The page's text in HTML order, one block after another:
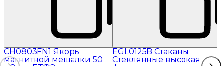
CH0803FN1 Якорь
магнитной мешалки 50
EGL0125B Стаканы
Стеклянные высокая